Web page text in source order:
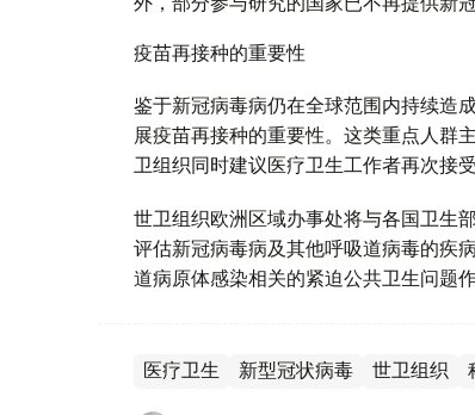
疫苗再接种的重要性
鉴于新冠病毒病仍在全球范围内持续造
展疫苗再接种的重要性。这类重点人群
卫组织同时建议医疗卫生工作者再次接受
世卫组织欧洲区域办事处将与各国卫生
评估新冠病毒病及其他呼吸道病毒的疾
道病原体感染相关的紧迫公共卫生问题作
医疗卫生 新型冠状病毒 世卫组织